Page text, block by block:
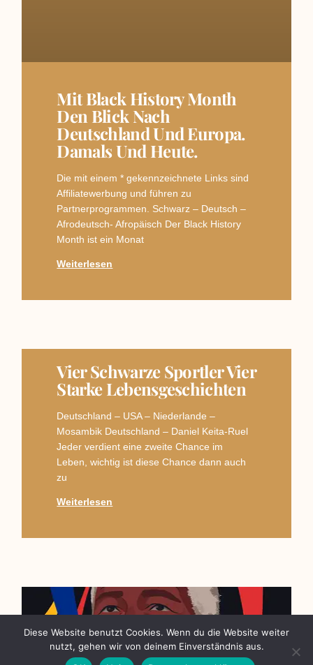
Mit Black History Month
Den Blick Nach
Deutschland Und Europa.
Damals Und Heute.
Die mit einem * gekennzeichnete Links sind
Affiliatewerbung und führen zu
Partnerprogrammen. Schwarz – Deutsch –
Afrodeutsch- Afropäisch Der Black History
Month ist ein Monat
Weiterlesen
Vier Schwarze Sportler Vier
Starke Lebensgeschichten
Deutschland – USA – Niederlande –
Mosambik Deutschland – Daniel Keita-Ruel
Jeder verdient eine zweite Chance im
Leben, wichtig ist diese Chance dann auch
zu
Weiterlesen
Diese Website benutzt Cookies. Wenn du die Website weiter
nutzt, gehen wir von deinem Einverständnis aus.